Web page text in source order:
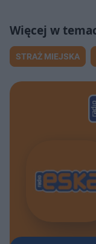
STRAŻ MIEJSKA